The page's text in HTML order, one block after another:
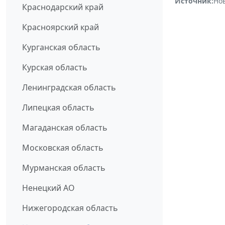
Краснодарский край
Красноярский край
Курганская область
Курская область
Ленинградская область
Липецкая область
Магаданская область
Московская область
Мурманская область
Ненецкий АО
Нижегородская область